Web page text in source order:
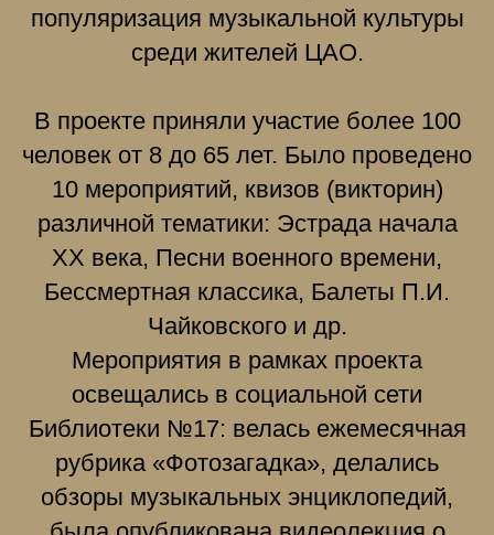
популяризация музыкальной культуры
среди жителей ЦАО.
В проекте приняли участие более 100
человек от 8 до 65 лет. Было проведено
10 мероприятий, квизов (викторин)
различной тематики: Эстрада начала
ХХ века, Песни военного времени,
Бессмертная классика, Балеты П.И.
Чайковского и др.
Мероприятия в рамках проекта
освещались в социальной сети
Библиотеки №17: велась ежемесячная
рубрика «Фотозагадка», делались
обзоры музыкальных энциклопедий,